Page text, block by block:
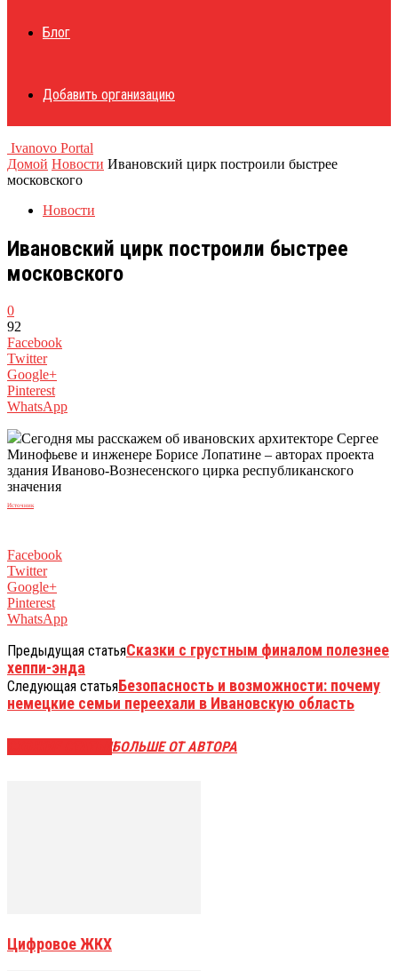
Блог
Добавить организацию
Ivanovo Portal
Домой Новости Ивановский цирк построили быстрее
московского
Новости
Ивановский цирк построили быстрее
московского
0
92
Facebook
Twitter
Google+
Pinterest
WhatsApp
Сегодня мы расскажем об ивановских архитекторе Сергее
Минофьеве и инженере Борисе Лопатине – авторах проекта
здания Иваново-Вознесенского цирка республиканского
значения
Источник
Facebook
Twitter
Google+
Pinterest
WhatsApp
Предыдущая статьяСказки с грустным финалом полезнее
хеппи-энда
Следующая статьяБезопасность и возможности: почему
немецкие семьи переехали в Ивановскую область
БОЛЬШЕ ОТ АВТОРА
Цифровое ЖКХ